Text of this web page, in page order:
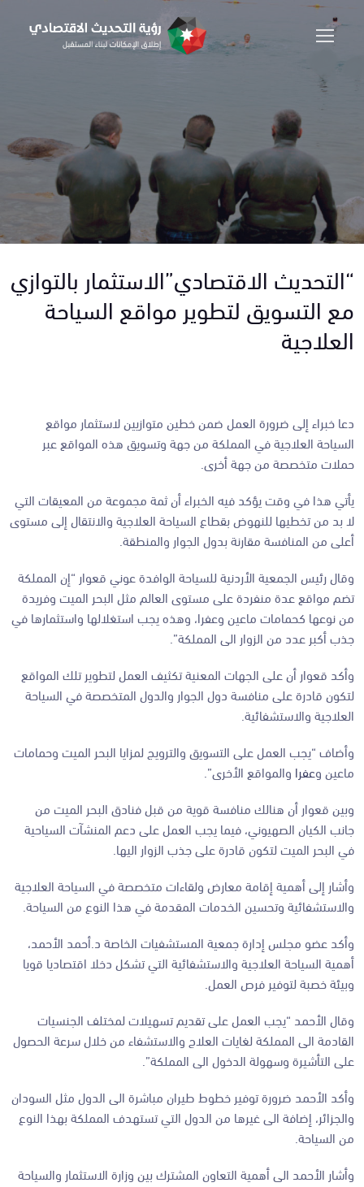
“التحديث الاقتصادي”الاستثمار بالتوازي
مع التسويق لتطوير مواقع السياحة
العلاجية
دعا خبراء إلى ضرورة العمل ضمن خطين متوازيين لاستثمار مواقع
السياحة العلاجية في المملكة من جهة وتسويق هذه المواقع عبر
حملات متخصصة من جهة أخرى.
يأتي هذا في وقت يؤكد فيه الخبراء أن ثمة مجموعة من المعيقات التي
لا بد من تخطيها للنهوض بقطاع السياحة العلاجية والانتقال إلى مستوى
أعلى من المنافسة مقارنة بدول الجوار والمنطقة.
وقال رئيس الجمعية الأردنية للسياحة الوافدة عوني قعوار “إن المملكة
تضم مواقع عدة منفردة على مستوى العالم مثل البحر الميت وفريدة
من نوعها كحمامات ماعين وعفرا، وهذه يجب استغلالها واستثمارها في
جذب أكبر عدد من الزوار الى المملكة”.
وأكد قعوار أن على الجهات المعنية تكثيف العمل لتطوير تلك المواقع
لتكون قادرة على منافسة دول الجوار والدول المتخصصة في السياحة
العلاجية والاستشفائية.
وأضاف “يجب العمل على التسويق والترويج لمزايا البحر الميت وحمامات
ماعين وعفرا والمواقع الأخرى”.
وبين قعوار أن هنالك منافسة قوية من قبل فنادق البحر الميت من
جانب الكيان الصهيوني، فيما يجب العمل على دعم المنشآت السياحية
في البحر الميت لتكون قادرة على جذب الزوار اليها.
وأشار إلى أهمية إقامة معارض ولقاءات متخصصة في السياحة العلاجية
والاستشفائية وتحسين الخدمات المقدمة في هذا النوع من السياحة.
وأكد عضو مجلس إدارة جمعية المستشفيات الخاصة د.أحمد الأحمد،
أهمية السياحة العلاجية والاستشفائية التي تشكل دخلا اقتصاديا قويا
وبيئة خصبة لتوفير فرص العمل.
وقال الأحمد “يجب العمل على تقديم تسهيلات لمختلف الجنسيات
القادمة الى المملكة لغايات العلاج والاستشفاء من خلال سرعة الحصول
على التأشيرة وسهولة الدخول الى المملكة”.
وأكد الأحمد ضرورة توفير خطوط طيران مباشرة الى الدول مثل السودان
والجزائر، إضافة الى غيرها من الدول التي تستهدف المملكة بهذا النوع
من السياحة.
وأشار الأحمد الى أهمية التعاون المشترك بين وزارة الاستثمار والسياحة